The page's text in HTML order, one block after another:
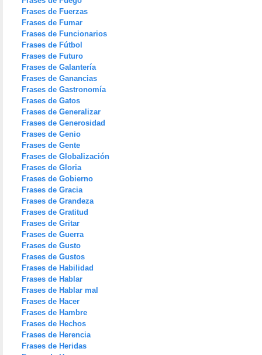
Frases de Fuerzas
Frases de Fumar
Frases de Funcionarios
Frases de Fútbol
Frases de Futuro
Frases de Galantería
Frases de Ganancias
Frases de Gastronomía
Frases de Gatos
Frases de Generalizar
Frases de Generosidad
Frases de Genio
Frases de Gente
Frases de Globalización
Frases de Gloria
Frases de Gobierno
Frases de Gracia
Frases de Grandeza
Frases de Gratitud
Frases de Gritar
Frases de Guerra
Frases de Gusto
Frases de Gustos
Frases de Habilidad
Frases de Hablar
Frases de Hablar mal
Frases de Hacer
Frases de Hambre
Frases de Hechos
Frases de Herencia
Frases de Heridas